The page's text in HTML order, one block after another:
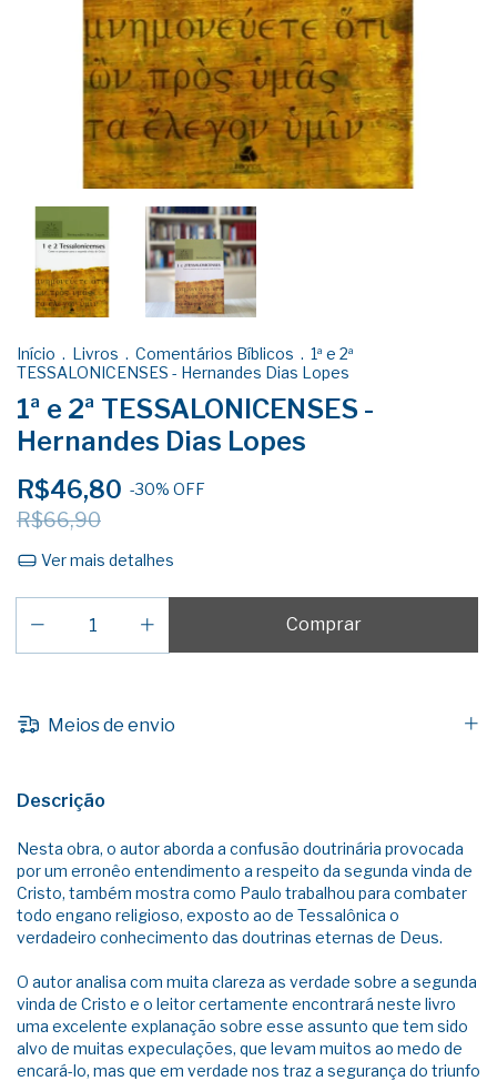
Início . Livros . Comentários Bíblicos . 1ª e 2ª
TESSALONICENSES - Hernandes Dias Lopes
1ª e 2ª TESSALONICENSES -
Hernandes Dias Lopes
R$46,80 -30% OFF
R$66,90
Ver mais detalhes
Meios de envio
Descrição
Nesta obra, o autor aborda a confusão doutrinária provocada
por um erronêo entendimento a respeito da segunda vinda de
Cristo, também mostra como Paulo trabalhou para combater
todo engano religioso, exposto ao de Tessalônica o
verdadeiro conhecimento das doutrinas eternas de Deus.
O autor analisa com muita clareza as verdade sobre a segunda
vinda de Cristo e o leitor certamente encontrará neste livro
uma excelente explanação sobre esse assunto que tem sido
alvo de muitas expeculações, que levam muitos ao medo de
encará-lo, mas que em verdade nos traz a segurança do triunfo